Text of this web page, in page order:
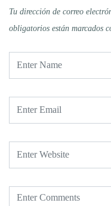
Tu dirección de correo
obligatorios están marcados